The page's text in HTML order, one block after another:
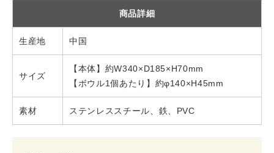
商品詳細
生産地 中国
サイズ
【本体】約W340×D185×H70mm
【ボウル1個あたり】約φ140×H45mm
素材 ステンレススチール、鉄、PVC